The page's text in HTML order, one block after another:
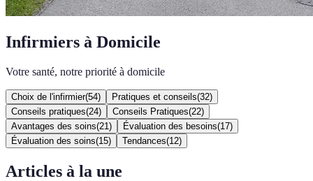
Infirmiers à Domicile
Votre santé, notre priorité à domicile
Choix de l'infirmier(54) Pratiques et conseils(32)
Conseils pratiques(24) Conseils Pratiques(22)
Avantages des soins(21 ) Évaluation des besoins(17)
Évaluation des soins(15) Tendances(12)
Articles à la une